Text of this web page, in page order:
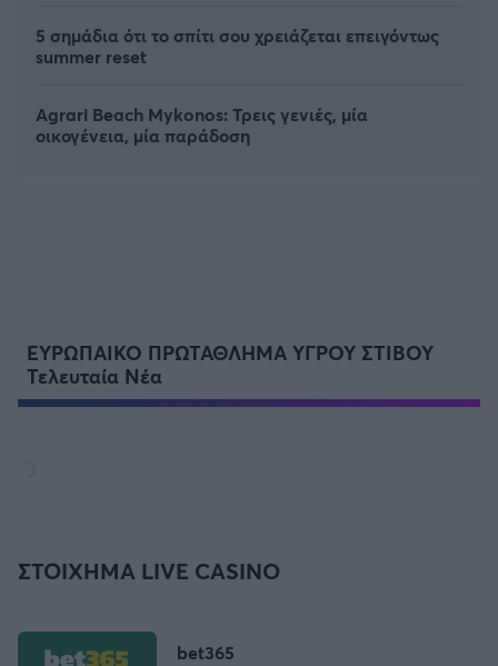
5 σημάδια ότι το σπίτι σου χρειάζεται επειγόντως
summer reset
Agrari Beach Mykonos: Τρεις γενιές, μία
οικογένεια, μία παράδοση
ΕΥΡΩΠΑΙΚΟ ΠΡΩΤΑΘΛΗΜΑ ΥΓΡΟΥ ΣΤΙΒΟΥ
Τελευταία Νέα
ΣΤΟΙΧΗΜΑ LIVE CASINO
bet365